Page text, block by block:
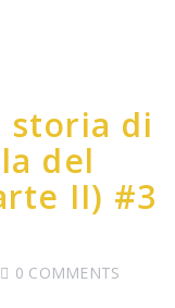
storia di
del
II) #3
0 COMMENTS